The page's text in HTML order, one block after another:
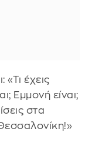
«Τι έχεις
Εμμονή είναι;
στα